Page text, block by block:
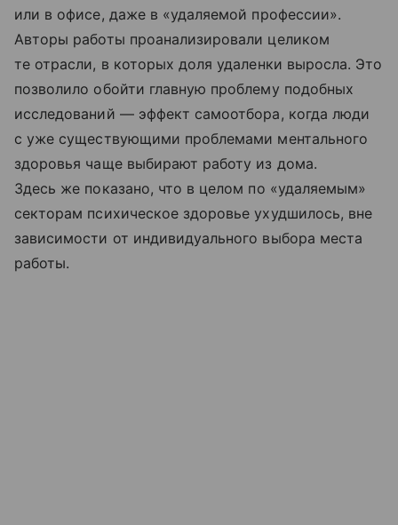
или в офисе, даже в «удаляемой профессии».
Авторы работы проанализировали целиком
те отрасли, в которых доля удаленки выросла. Это
позволило обойти главную проблему подобных
исследований — эффект самоотбора, когда люди
с уже существующими проблемами ментального
здоровья чаще выбирают работу из дома.
Здесь же показано, что в целом по «удаляемым»
секторам психическое здоровье ухудшилось, вне
зависимости от индивидуального выбора места
работы.